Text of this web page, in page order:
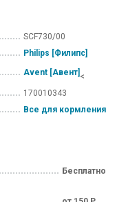
SCF730/00
Philips [Филипс]
Avent [Авент] <
170010343
Все для кормления
Бесплатно